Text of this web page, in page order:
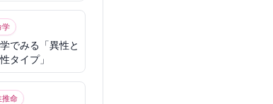
学
でみる「異性と
タイプ」
推命